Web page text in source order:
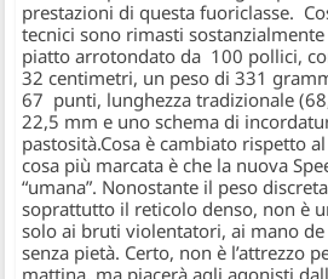
prestazioni di questa fuoriclasse.
tecnici sono rimasti
piatto arrotondato da 100 pollici,
32 centimetri, un peso di 331
67 punti, lunghezza tradizionale
22,5 mm e uno schema di
pastosità.Cosa è cambiato rispetto
cosa più marcata è che la nuova
“umana”. Nonostante il peso
soprattutto il reticolo denso, non è
solo ai bruti violentatori, ai mano
senza pietà. Certo, non è l’attrezzo